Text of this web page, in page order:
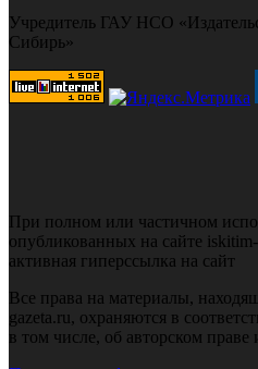
Учредитель ГАУ НСО
Сибирь»
При полном или частичном
опубликованных на сайте iskitim-
активная гиперссылка на сайт
Все права на материалы,
gazeta.ru, охраняются в
в том числе, об авторском